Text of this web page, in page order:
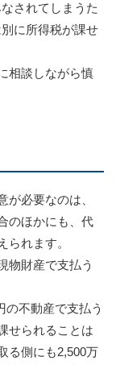
されてしまうた
に所得税が課せ
相談しながら慎
必要なのは、
のほかにも、代
れます。
物財産で支払う
の不動産で支払う
せられることは
る側にも2,500万